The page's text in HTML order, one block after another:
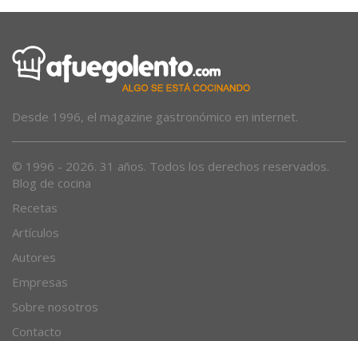
Desde 1996, el magazine gastronómico en internet.
© 1996 - 2026. 31 años. Todos los derechos reservados.
Blog de cocina
Recetas
Artículos
Autores
Empresas
Sobre nosotros
Contacto